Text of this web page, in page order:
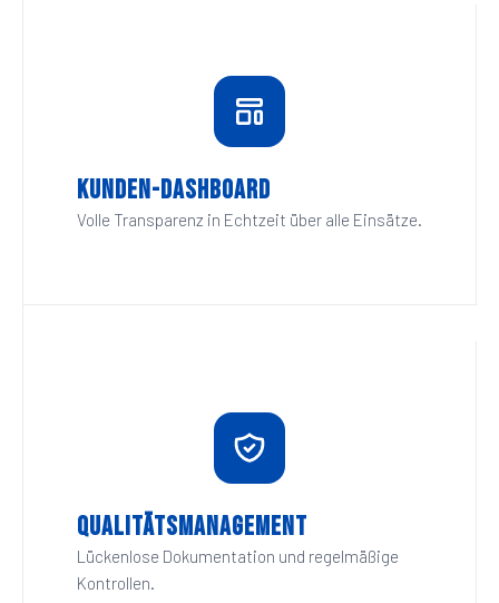
Kunden-Dashboard
Volle Transparenz in Echtzeit über alle Einsätze.
Qualitätsmanagement
Lückenlose Dokumentation und regelmäßige
Kontrollen.